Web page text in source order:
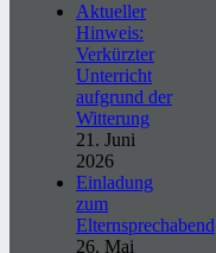
Aktueller
Hinweis:
Verkürzter
Unterricht
aufgrund der
Witterung
21. Juni
2026
Einladung
zum
Elternsprechabend
26. Mai